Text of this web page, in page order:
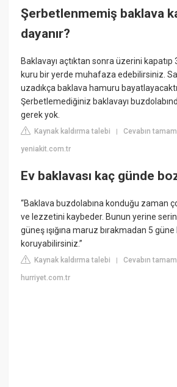
Şerbetlenmemiş baklava
dayanır?
Baklavayı açtıktan sonra üzerini kapatıp
kuru bir yerde muhafaza edebilirsiniz.
uzadıkça baklava hamuru
Şerbetlemediğiniz baklavayı
gerek yok.
Kaynak kaldırma talebi |Cevabın
yeniakit.com.tr
Ev baklavası kaç günde
“Baklava buzdolabına konduğu zaman
ve lezzetini kaybeder. Bunun yerine
güneş ışığına maruz bırakmadan 5
koruyabilirsiniz.”
Kaynak kaldırma talebi |Cevabın
hurriyet.com.tr